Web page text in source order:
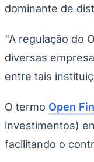
Brasileirão Série
Paulistão
Copa do Brasil
Libertadores
Sul-Americana
Copa América
La Liga
Bundesliga
Mundial 2026
Times - Ir direto
dominante de
"A regulação do
diversas
entre tais
O termo Open
investimentos)
facilitando o